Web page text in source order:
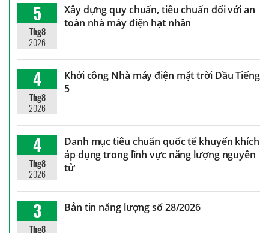
5
Thg8
2026
Xây dựng quy chuẩn, tiêu chuẩn đối với an
toàn nhà máy điện hạt nhân
4
Thg8
2026
Khởi công Nhà máy điện mặt trời Dầu Tiếng
5
4
Thg8
2026
Danh mục tiêu chuẩn quốc tế khuyến khích
áp dụng trong lĩnh vực năng lượng nguyên
tử
3
Thg8
Bản tin năng lượng số 28/2026